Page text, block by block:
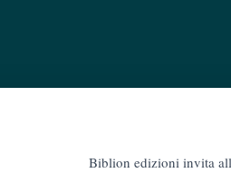
Biblion edizioni invita